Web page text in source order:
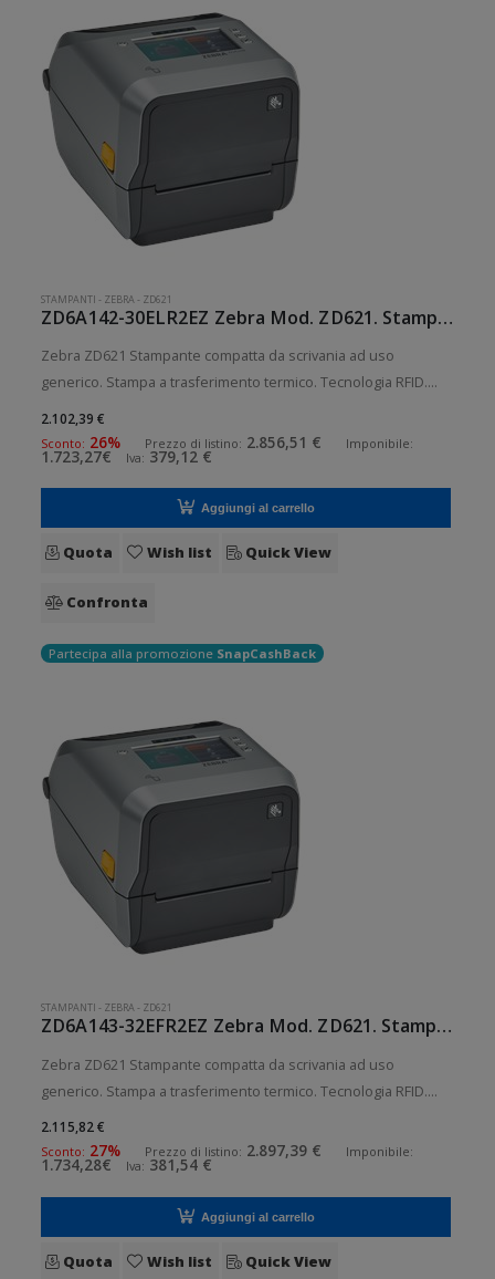
STAMPANTI - ZEBRA- ZD621
ZD6A142-30ELR2EZ Zebra Mod. ZD621. Stampante di etichette.
Zebra ZD621 Stampante compatta da scrivania ad uso
generico. Stampa a trasferimento termico. Tecnologia RFID.
mm/sec Risoluzione di stampa: 8 dot/mm RFID: Presente
Wireless: Presente S
2.102,39 €
Sconto: 26% Prezzo di listino: 2.856,51 € Imponibile:
1.723,27€ Iva: 379,12 €
Aggiungi al carrello
Quota Wish list Quick View
Confronta
Partecipa alla promozione SnapCashBack
STAMPANTI - ZEBRA- ZD621
ZD6A143-32EFR2EZ Zebra Mod. ZD621. Stampante di etichette.
Zebra ZD621 Stampante compatta da scrivania ad uso
generico. Stampa a trasferimento termico. Tecnologia RFID.
Collegamento wireless senza fili. Velocità di stampa: 152
mm/sec Risoluzione di stampa: 12 dot/mm RFID: Presente
Wireless: Presente
2.115,82 €
Sconto: 27% Prezzo di listino: 2.897,39 € Imponibile:
1.734,28€ Iva: 381,54 €
Aggiungi al carrello
Quota Wish list Quick View